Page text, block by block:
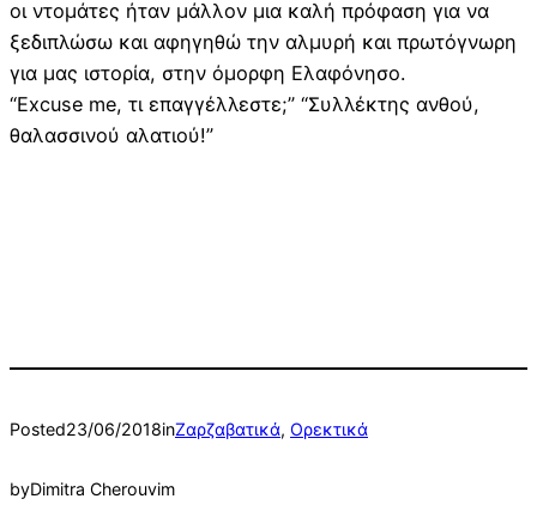
οι ντομάτες ήταν μάλλον μια καλή πρόφαση για να
ξεδιπλώσω και αφηγηθώ την αλμυρή και πρωτόγνωρη
για μας ιστορία, στην όμορφη Ελαφόνησο.
“Excuse me, τι επαγγέλλεστε;” “Συλλέκτης ανθού,
θαλασσινού αλατιού!”
Posted23/06/2018inΖαρζαβατικά, Ορεκτικά
byDimitra Cherouvim